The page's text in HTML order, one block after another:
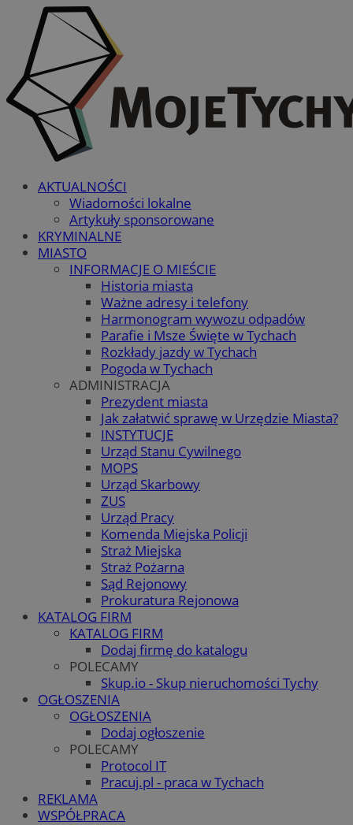
AKTUALNOŚCI
Wiadomości lokalne
Artykuły sponsorowane
KRYMINALNE
MIASTO
INFORMACJE O MIEŚCIE
Historia miasta
Ważne adresy i telefony
Harmonogram wywozu odpadów
Parafie i Msze Święte w Tychach
Rozkłady jazdy w Tychach
Pogoda w Tychach
ADMINISTRACJA
Prezydent miasta
Jak załatwić sprawę w Urzędzie Miasta?
INSTYTUCJE
Urząd Stanu Cywilnego
MOPS
Urząd Skarbowy
ZUS
Urząd Pracy
Komenda Miejska Policji
Straż Miejska
Straż Pożarna
Sąd Rejonowy
Prokuratura Rejonowa
KATALOG FIRM
KATALOG FIRM
Dodaj firmę do katalogu
POLECAMY
Skup.io - Skup nieruchomości Tychy
OGŁOSZENIA
OGŁOSZENIA
Dodaj ogłoszenie
POLECAMY
Protocol IT
Pracuj.pl - praca w Tychach
REKLAMA
WSPÓŁPRACA